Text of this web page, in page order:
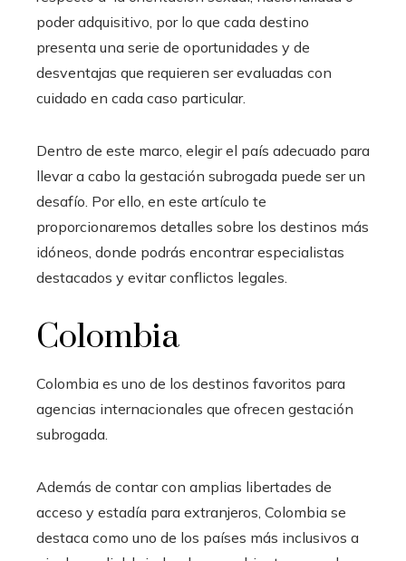
poder adquisitivo, por lo que cada destino
presenta una serie de oportunidades y de
desventajas que requieren ser evaluadas con
cuidado en cada caso particular.
Dentro de este marco, elegir el país adecuado para
llevar a cabo la gestación subrogada puede ser un
desafío. Por ello, en este artículo te
proporcionaremos detalles sobre los destinos más
idóneos, donde podrás encontrar especialistas
destacados y evitar conflictos legales.
Colombia
Colombia es uno de los destinos favoritos para
agencias internacionales que ofrecen gestación
subrogada.
Además de contar con amplias libertades de
acceso y estadía para extranjeros, Colombia se
destaca como uno de los países más inclusivos a